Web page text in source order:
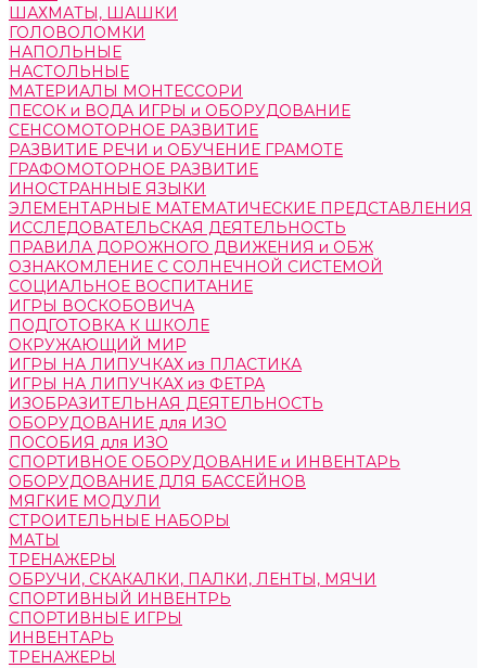
ШАХМАТЫ, ШАШКИ
ГОЛОВОЛОМКИ
НАПОЛЬНЫЕ
НАСТОЛЬНЫЕ
МАТЕРИАЛЫ МОНТЕССОРИ
ПЕСОК и ВОДА ИГРЫ и ОБОРУДОВАНИЕ
СЕНСОМОТОРНОЕ РАЗВИТИЕ
РАЗВИТИЕ РЕЧИ и ОБУЧЕНИЕ ГРАМОТЕ
ГРАФОМОТОРНОЕ РАЗВИТИЕ
ИНОСТРАННЫЕ ЯЗЫКИ
ЭЛЕМЕНТАРНЫЕ МАТЕМАТИЧЕСКИЕ ПРЕДСТАВЛЕНИЯ
ИССЛЕДОВАТЕЛЬСКАЯ ДЕЯТЕЛЬНОСТЬ
ПРАВИЛА ДОРОЖНОГО ДВИЖЕНИЯ и ОБЖ
ОЗНАКОМЛЕНИЕ С СОЛНЕЧНОЙ СИСТЕМОЙ
СОЦИАЛЬНОЕ ВОСПИТАНИЕ
ИГРЫ ВОСКОБОВИЧА
ПОДГОТОВКА К ШКОЛЕ
ОКРУЖАЮЩИЙ МИР
ИГРЫ НА ЛИПУЧКАХ из ПЛАСТИКА
ИГРЫ НА ЛИПУЧКАХ из ФЕТРА
ИЗОБРАЗИТЕЛЬНАЯ ДЕЯТЕЛЬНОСТЬ
ОБОРУДОВАНИЕ для ИЗО
ПОСОБИЯ для ИЗО
СПОРТИВНОЕ ОБОРУДОВАНИЕ и ИНВЕНТАРЬ
ОБОРУДОВАНИЕ ДЛЯ БАССЕЙНОВ
МЯГКИЕ МОДУЛИ
СТРОИТЕЛЬНЫЕ НАБОРЫ
МАТЫ
ТРЕНАЖЕРЫ
ОБРУЧИ, СКАКАЛКИ, ПАЛКИ, ЛЕНТЫ, МЯЧИ
СПОРТИВНЫЙ ИНВЕНТРЬ
СПОРТИВНЫЕ ИГРЫ
ИНВЕНТАРЬ
ТРЕНАЖЕРЫ